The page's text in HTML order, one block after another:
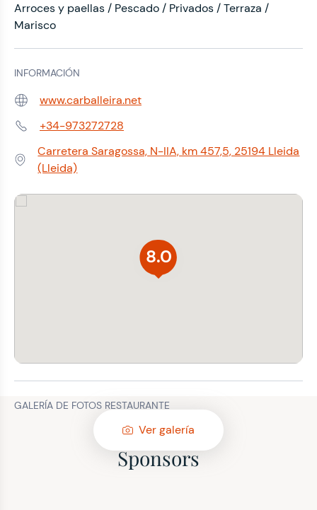
Arroces y paellas / Pescado / Privados / Terraza /
Marisco
INFORMACIÓN
Web: www.carballeira.net
Teléfono:+34-973272728
Dirección:
Carretera Saragossa, N-IIA, km 457,5, 25194 Lleida
(Lleida)
8.0
GALERÍA DE FOTOS RESTAURANTE
Ver galería
Sponsors